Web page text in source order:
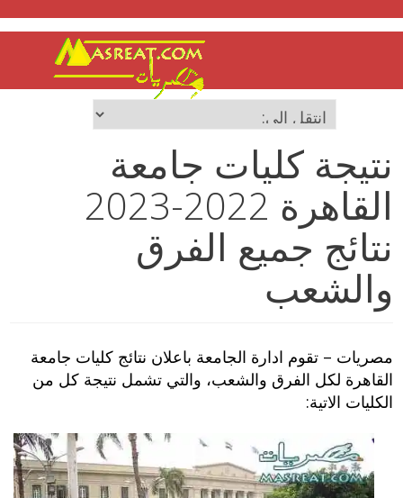
نتيجة كليات جامعة
القاهرة 2022-2023
نتائج جميع الفرق
والشعب
مصريات – تقوم ادارة الجامعة باعلان نتائج كليات جامعة
القاهرة لكل الفرق والشعب، والتي تشمل نتيجة كل من
الكليات الاتية: